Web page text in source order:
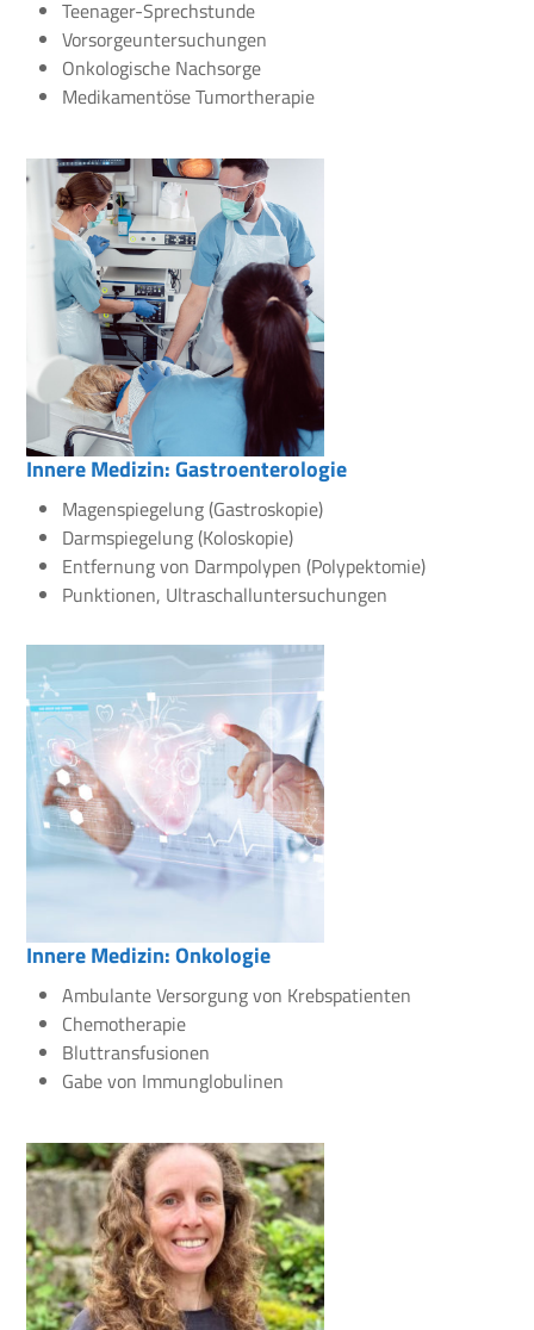
Teenager-Sprechstunde
Vorsorgeuntersuchungen
Onkologische Nachsorge
Medikamentöse Tumortherapie
Innere Medizin: Gastroenterologie
Magenspiegelung (Gastroskopie)
Darmspiegelung (Koloskopie)
Entfernung von Darmpolypen (Polypektomie)
Punktionen, Ultraschalluntersuchungen
Innere Medizin: Onkologie
Ambulante Versorgung von Krebspatienten
Chemotherapie
Bluttransfusionen
Gabe von Immunglobulinen